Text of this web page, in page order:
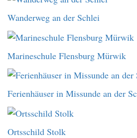
Wanderweg an der Schlei
Marineschule Flensburg Mürwik
Ferienhäuser in Missunde an der
Ortsschild Stolk